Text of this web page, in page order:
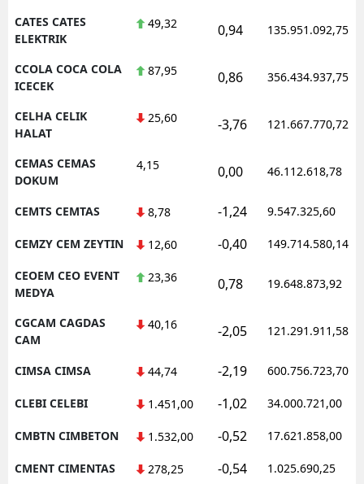
CATES CATES
ELEKTRIK
49,32 0,94 135.951.092,75
CCOLA COCA COLA
ICECEK
87,95 0,86 356.434.937,75
CELHA CELIK
HALAT
25,60 -3,76 121.667.770,72
CEMAS CEMAS
DOKUM
4,15 0,00 46.112.618,78
CEMTS CEMTAS 8,78 -1,24 9.547.325,60
CEMZY CEM ZEYTIN 12,60 -0,40 149.714.580,14
CEOEM CEO EVENT
MEDYA
23,36 0,78 19.648.873,92
CGCAM CAGDAS
CAM
40,16 -2,05 121.291.911,58
CIMSA CIMSA 44,74 -2,19 600.756.723,70
CLEBI CELEBI 1.451,00 -1,02 34.000.721,00
CMBTN CIMBETON 1.532,00 -0,52 17.621.858,00
CMENT CIMENTAS 278,25 -0,54 1.025.690,25